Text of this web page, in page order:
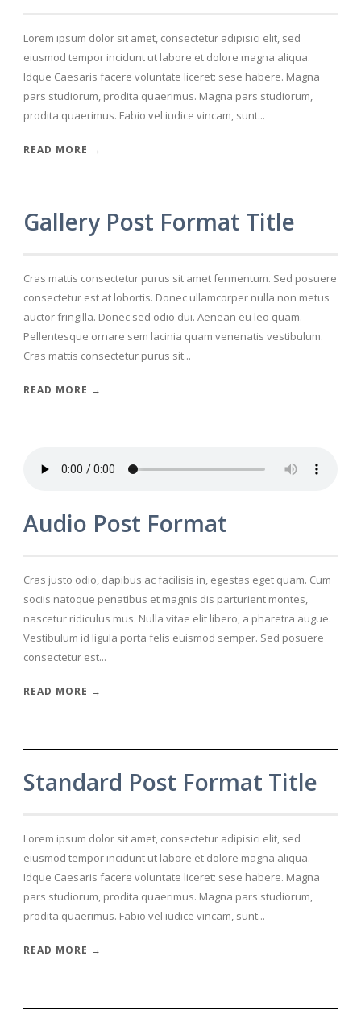
Lorem ipsum dolor sit amet, consectetur adipisici elit, sed
eiusmod tempor incidunt ut labore et dolore magna aliqua.
Idque Caesaris facere voluntate liceret: sese habere. Magna
pars studiorum, prodita quaerimus. Magna pars studiorum,
prodita quaerimus. Fabio vel iudice vincam, sunt...
READ MORE →
Gallery Post Format Title
Cras mattis consectetur purus sit amet fermentum. Sed posuere
consectetur est at lobortis. Donec ullamcorper nulla non metus
auctor fringilla. Donec sed odio dui. Aenean eu leo quam.
Pellentesque ornare sem lacinia quam venenatis vestibulum.
Cras mattis consectetur purus sit...
READ MORE →
Audio Post Format
Cras justo odio, dapibus ac facilisis in, egestas eget quam. Cum
sociis natoque penatibus et magnis dis parturient montes,
nascetur ridiculus mus. Nulla vitae elit libero, a pharetra augue.
Vestibulum id ligula porta felis euismod semper. Sed posuere
consectetur est...
READ MORE →
Standard Post Format Title
Lorem ipsum dolor sit amet, consectetur adipisici elit, sed
eiusmod tempor incidunt ut labore et dolore magna aliqua.
Idque Caesaris facere voluntate liceret: sese habere. Magna
pars studiorum, prodita quaerimus. Magna pars studiorum,
prodita quaerimus. Fabio vel iudice vincam, sunt...
READ MORE →